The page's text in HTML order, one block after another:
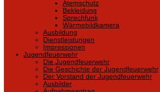
Atemschutz
Bekleidung
Sprechfunk
Wärmebildkamera
Ausbildung
Dienstleistungen
Impressionen
Jugendfeuerwehr
Die Jugendfeuerwehr
Die Geschichte der Jugendfeuerwehr
Der Vorstand der Jugendfeuerwehr
Ausbilder